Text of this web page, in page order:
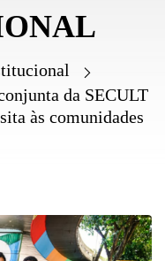
da SECULT
às comunidades